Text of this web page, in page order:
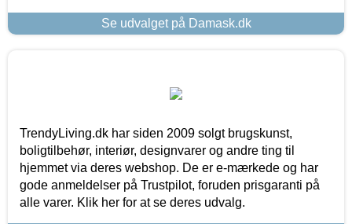
Se udvalget på Damask.dk
TrendyLiving.dk har siden 2009 solgt brugskunst,
boligtilbehør, interiør, designvarer og andre ting til
hjemmet via deres webshop. De er e-mærkede og har
gode anmeldelser på Trustpilot, foruden prisgaranti på
alle varer. Klik her for at se deres udvalg.